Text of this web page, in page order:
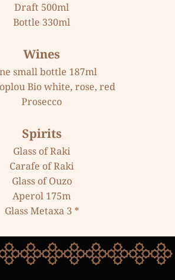
Draft 500ml
Bottle 330ml
Wines
small bottle 187ml
Bio white, rose, red
Prosecco
Spirits
Glass of Raki
Carafe of Raki
Glass of Ouzo
Aperol 175m
Glass Metaxa 3 *